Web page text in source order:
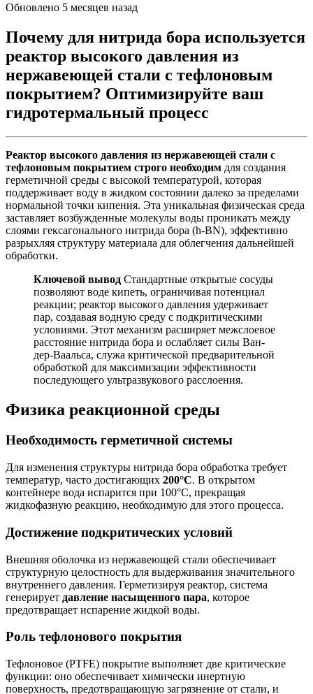
Обновлено 5 месяцев назад
Почему для нитрида бора используется
реактор высокого давления из
нержавеющей стали с тефлоновым
покрытием? Оптимизируйте ваш
гидротермальный процесс
Реактор высокого давления из нержавеющей стали с
тефлоновым покрытием строго необходим для создания
герметичной среды с высокой температурой, которая
поддерживает воду в жидком состоянии далеко за пределами
нормальной точки кипения. Эта уникальная физическая среда
заставляет возбужденные молекулы воды проникать между
слоями гексагонального нитрида бора (h-BN), эффективно
разрыхляя структуру материала для облегчения дальнейшей
обработки.
Ключевой вывод Стандартные открытые сосуды
позволяют воде кипеть, ограничивая потенциал
реакции; реактор высокого давления удерживает
пар, создавая водную среду с подкритическими
условиями. Этот механизм расширяет межслоевое
расстояние нитрида бора и ослабляет силы Ван-
дер-Ваальса, служа критической предварительной
обработкой для максимизации эффективности
последующего ультразвукового расслоения.
Физика реакционной среды
Необходимость герметичной системы
Для изменения структуры нитрида бора обработка требует
температур, часто достигающих 200°C. В открытом
контейнере вода испарится при 100°C, прекращая
жидкофазную реакцию, необходимую для этого процесса.
Достижение подкритических условий
Внешняя оболочка из нержавеющей стали обеспечивает
структурную целостность для выдерживания значительного
внутреннего давления. Герметизируя реактор, система
генерирует давление насыщенного пара, которое
предотвращает испарение жидкой воды.
Роль тефлонового покрытия
Тефлоновое (PTFE) покрытие выполняет две критические
функции: оно обеспечивает химически инертную
поверхность, предотвращающую загрязнение от стали, и